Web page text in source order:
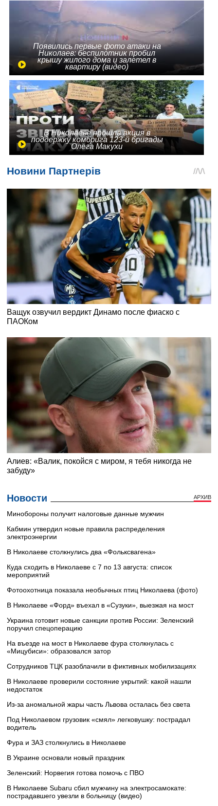
Появились первые фото атаки на
Николаев: беспилотник пробил
крышу жилого дома и залетел в
квартиру (видео)
В Николаеве прошла акция в
поддержку комбрига 123-й бригады
Олега Макухи
Новости АРХИВ
Минобороны получит налоговые данные мужчин
Кабмин утвердил новые правила распределения
электроэнергии
В Николаеве столкнулись два «Фольксвагена»
Куда сходить в Николаеве с 7 по 13 августа: список
мероприятий
Фотоохотница показала необычных птиц Николаева (фото)
В Николаеве «Форд» въехал в «Сузуки», выезжая на мост
Украина готовит новые санкции против России: Зеленский
поручил спецоперацию
На въезде на мост в Николаеве фура столкнулась с
«Мицубиси»: образовался затор
Сотрудников ТЦК разоблачили в фиктивных мобилизациях
В Николаеве проверили состояние укрытий: какой нашли
недостаток
Из-за аномальной жары часть Львова осталась без света
Под Николаевом грузовик «смял» легковушку: пострадал
водитель
Фура и ЗАЗ столкнулись в Николаеве
В Украине основали новый праздник
Зеленский: Норвегия готова помочь с ПВО
В Николаеве Subaru сбил мужчину на электросамокате:
пострадавшего увезли в больницу (видео)